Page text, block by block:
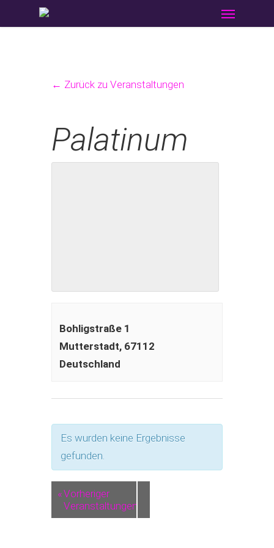
to
← Zurück zu Veranstaltungen
Palatinum
Bohligstraße 1
Mutterstadt, 67112
Deutschland
Es wurden keine Ergebnisse
gefunden.
«Vorheriger
Veranstaltungen